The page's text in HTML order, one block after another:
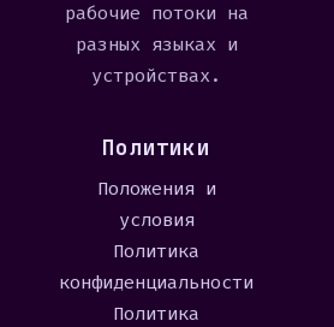
рабочие потоки на
разных языках и
устройствах.
Политики
Положения и
условия
Политика
конфиденциальности
Политика